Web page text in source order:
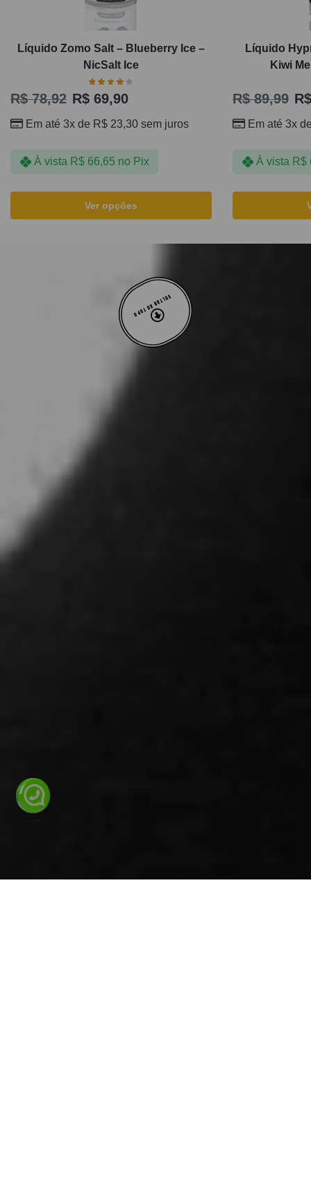
Líquido Zomo Salt – Blueberry Ice –
NicSalt Ice
R$78,92 R$ 69,90
Em até 3x de R$ 23,30 sem juros
À vista R$66,65 no Pix
Ver opções
Líquido
Kiwi
R$89,99 R$
Em até 3x
À vista R$
VOLTAR AO TOPO